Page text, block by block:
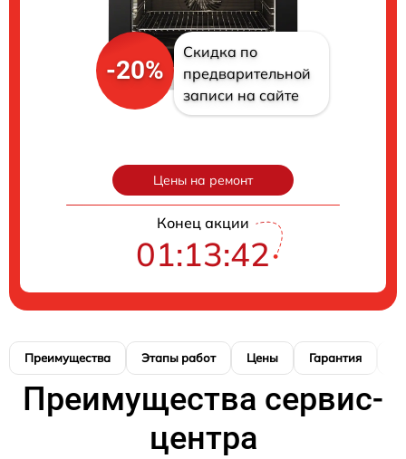
-20%
Скидка по
предварительной
записи на сайте
Цены на ремонт
Конец акции
01:13:41
Преимущества Этапы работ Цены Гарантия
Преимущества сервис-
центра